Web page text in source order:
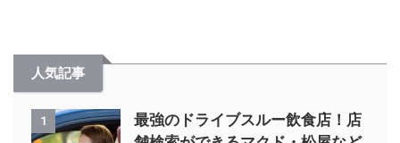
人気記事
1
最強のドライブスルー飲食店！店